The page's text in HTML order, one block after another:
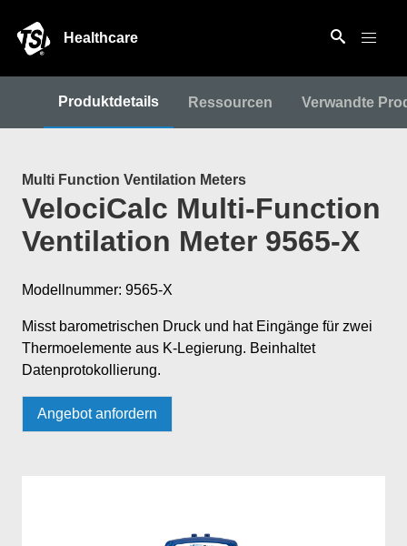
Healthcare
Produktdetails Ressourcen Verwandte
Multi Function Ventilation Meters
VelociCalc Multi-Function
Ventilation Meter 9565-X
Modellnummer: 9565-X
Misst barometrischen Druck und hat Eingänge für zwei
Thermoelemente aus K-Legierung. Beinhaltet
Datenprotokollierung.
Angebot anfordern